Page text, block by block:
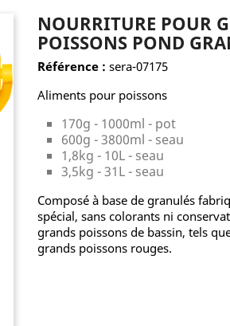
NOURRITURE POUR
POISSONS POND
Référence : sera-07175
Aliments pour poissons
170g - 1000ml - pot
600g - 3800ml - seau
1,8kg - 10L - seau
3,5kg - 31L - seau
Composé à base de granulés
spécial, sans colorants ni
grands poissons de bassin, tels
grands poissons rouges.